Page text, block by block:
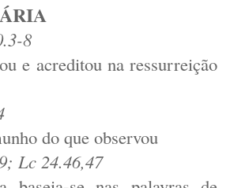
8
e acreditou na ressurreição
do que observou
Lc 24.46,47